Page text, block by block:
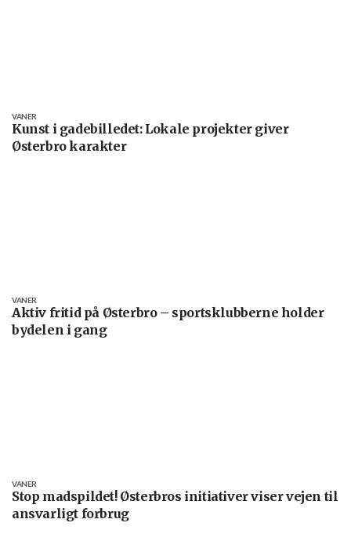
Kunst i gadebilledet: Lokale projekter giver
Østerbro karakter
VANER
Aktiv fritid på Østerbro – sportsklubberne holder
bydelen i gang
VANER
Stop madspildet! Østerbros initiativer viser vejen til
ansvarligt forbrug
VANER